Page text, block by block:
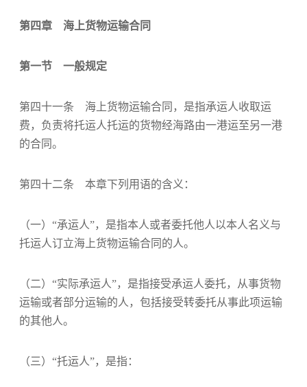
第四章 海上货物运输合同
第一节 一般规定
第四十一条 海上货物运输合同，是指承运人收取运
费，负责将托运人托运的货物经海路由一港运至另一港
的合同。
第四十二条 本章下列用语的含义：
（一）“承运人”，是指本人或者委托他人以本人名义与
托运人订立海上货物运输合同的人。
（二）“实际承运人”，是指接受承运人委托，从事货物
运输或者部分运输的人，包括接受转委托从事此项运输
的其他人。
（三）“托运人”，是指：